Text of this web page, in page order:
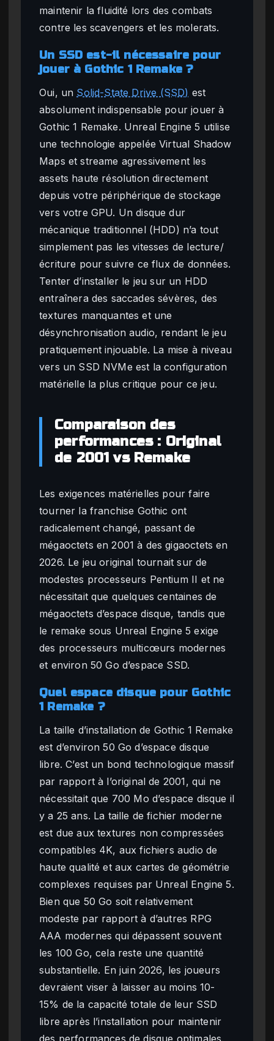
maintenir la fluidité lors des combats
contre les scavengers et les molerats.
Un SSD est-il nécessaire pour
jouer à Gothic 1 Remake ?
Oui, un Solid-State Drive (SSD) est
absolument indispensable pour jouer à
Gothic 1 Remake. Unreal Engine 5 utilise
une technologie appelée Virtual Shadow
Maps et streame agressivement les
assets haute résolution directement
depuis votre périphérique de stockage
vers votre GPU. Un disque dur
mécanique traditionnel (HDD) n’a tout
simplement pas les vitesses de lecture/
écriture pour suivre ce flux de données.
Tenter d’installer le jeu sur un HDD
entraînera des saccades sévères, des
textures manquantes et une
désynchronisation audio, rendant le jeu
pratiquement injouable. La mise à niveau
vers un SSD NVMe est la configuration
matérielle la plus critique pour ce jeu.
Comparaison des
performances : Original
de 2001 vs Remake
Les exigences matérielles pour faire
tourner la franchise Gothic ont
radicalement changé, passant de
mégaoctets en 2001 à des gigaoctets en
2026. Le jeu original tournait sur de
modestes processeurs Pentium II et ne
nécessitait que quelques centaines de
mégaoctets d’espace disque, tandis que
le remake sous Unreal Engine 5 exige
des processeurs multicœurs modernes
et environ 50 Go d’espace SSD.
Quel espace disque pour Gothic
1 Remake ?
La taille d’installation de Gothic 1 Remake
est d’environ 50 Go d’espace disque
libre. C’est un bond technologique massif
par rapport à l’original de 2001, qui ne
nécessitait que 700 Mo d’espace disque il
y a 25 ans. La taille de fichier moderne
est due aux textures non compressées
compatibles 4K, aux fichiers audio de
haute qualité et aux cartes de géométrie
complexes requises par Unreal Engine 5.
Bien que 50 Go soit relativement
modeste par rapport à d’autres RPG
AAA modernes qui dépassent souvent
les 100 Go, cela reste une quantité
substantielle. En juin 2026, les joueurs
devraient viser à laisser au moins 10-
15% de la capacité totale de leur SSD
libre après l’installation pour maintenir